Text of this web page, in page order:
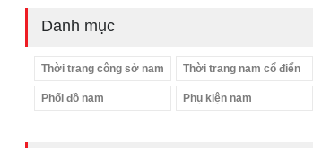
Danh mục
Thời trang công sở nam Thời trang nam cổ điển
Phối đồ nam Phụ kiện nam